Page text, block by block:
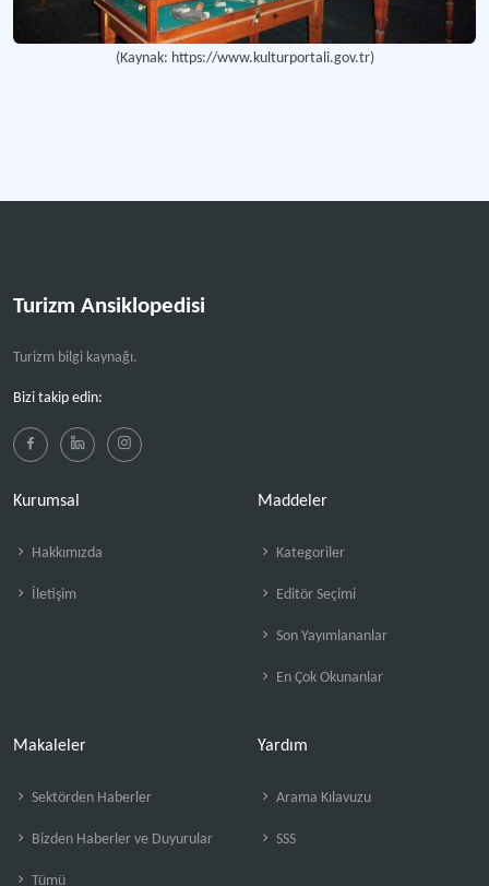
(Kaynak: https://www.kulturportali.gov.tr)
Turizm Ansiklopedisi
Turizm bilgi kaynağı.
Bizi takip edin:
Kurumsal
Hakkımızda
İletişim
Maddeler
Kategoriler
Editör Seçimi
Son Yayımlananlar
En Çok Okunanlar
Makaleler
Sektörden Haberler
Bizden Haberler ve Duyurular
Tümü
Yardım
Arama Kılavuzu
SSS